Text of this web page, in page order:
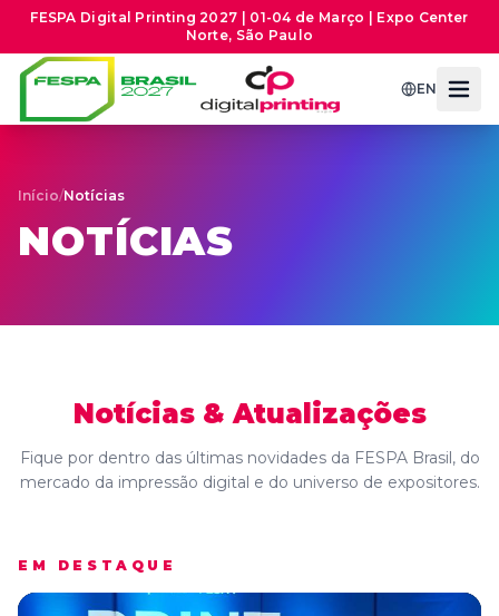
FESPA Digital Printing 2027 | 01-04 de Março | Expo Center
Norte, São Paulo
EN
Início/Notícias
NOTÍCIAS
Notícias & Atualizações
Fique por dentro das últimas novidades da FESPA Brasil, do
mercado da impressão digital e do universo de expositores.
EM DESTAQUE